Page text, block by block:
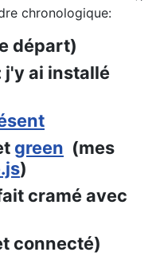
chronologique:
départ)
j'y ai installé
green (mes
)
cramé avec
connecté)